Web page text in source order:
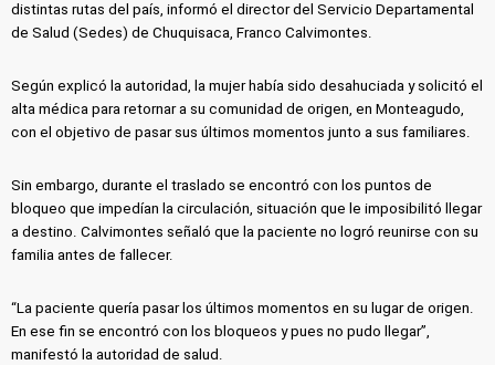
distintas rutas del país, informó el director del Servicio Departamental
de Salud (Sedes) de Chuquisaca, Franco Calvimontes.
Según explicó la autoridad, la mujer había sido desahuciada y solicitó el
alta médica para retornar a su comunidad de origen, en Monteagudo,
con el objetivo de pasar sus últimos momentos junto a sus familiares.
Sin embargo, durante el traslado se encontró con los puntos de
bloqueo que impedían la circulación, situación que le imposibilitó llegar
a destino. Calvimontes señaló que la paciente no logró reunirse con su
familia antes de fallecer.
“La paciente quería pasar los últimos momentos en su lugar de origen.
En ese fin se encontró con los bloqueos y pues no pudo llegar”,
manifestó la autoridad de salud.